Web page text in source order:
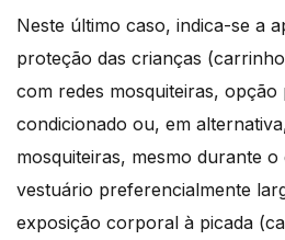
Neste último caso, indica-se a
proteção das crianças
com redes mosquiteiras,
condicionado ou, em
mosquiteiras, mesmo durante o
vestuário preferencialmente
exposição corporal à picada